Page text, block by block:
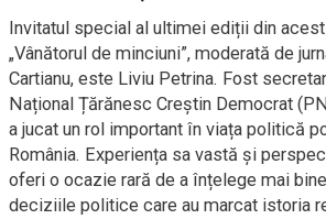
Invitatul special al ultimei ediții din
„Vânătorul de minciuni”, moderată de
Cartianu, este Liviu Petrina. Fost
Național Țărănesc Creștin Democrat
a jucat un rol important în viața politică
România. Experiența sa vastă și
oferi o ocazie rară de a înțelege mai
deciziile politice care au marcat istoria